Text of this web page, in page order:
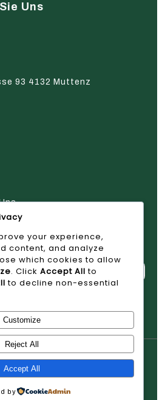
Uns
93 4132 Muttenz
Mit Uns Auf
2026 AVAN
your experience,
content, and analyze
which cookies to allow
. Click Accept All to
to decline non-essential
Customize
Reject All
Accept All
by